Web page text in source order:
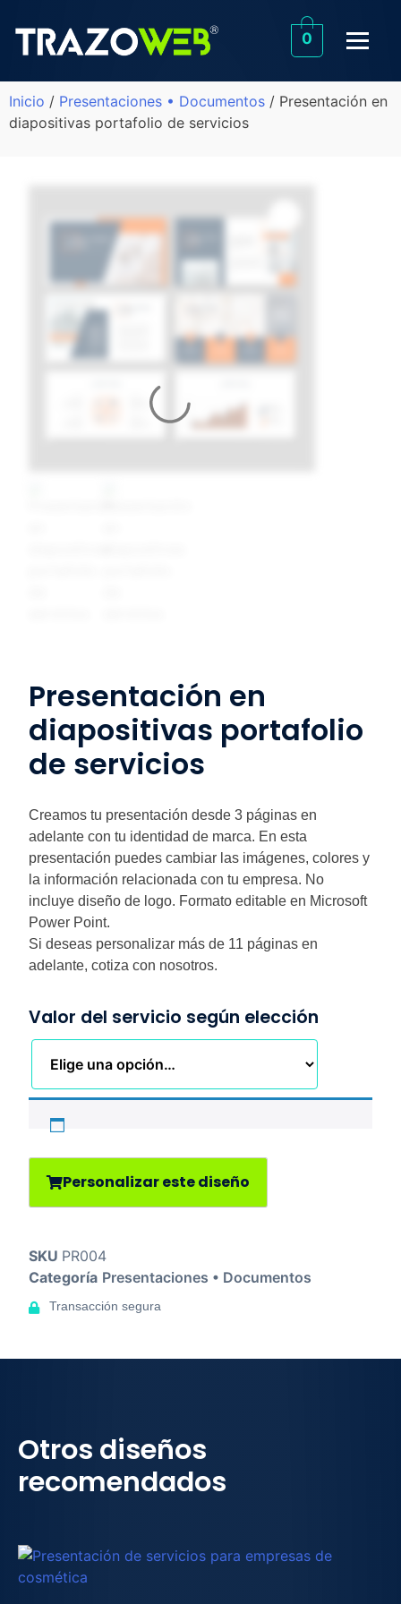
0
Inicio / Presentaciones • Documentos / Presentación en
diapositivas portafolio de servicios
Presentación en
diapositivas portafolio
de servicios
Creamos tu presentación desde 3 páginas en
adelante con tu identidad de marca. En esta
presentación puedes cambiar las imágenes, colores y
la información relacionada con tu empresa. No
incluye diseño de logo. Formato editable en Microsoft
Power Point.
Si deseas personalizar más de 11 páginas en
adelante, cotiza con nosotros.
Valor del servicio según elección
Personalizar este diseño
SKU PR004
Categoría Presentaciones • Documentos
Transacción segura
Otros diseños
recomendados